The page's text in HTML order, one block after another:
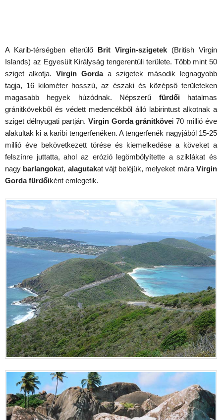
A Karib-térségben elterülő Brit Virgin-szigetek (British Virgin
Islands) az Egyesült Királyság tengerentúli területe. Több mint 50
sziget alkotja. Virgin Gordaa szigetek második legnagyobb
tagja, 16 kilométer hosszú, az északi és középső területeken
magasabb hegyek húzódnak. Népszerű fürdőihatalmas
gránitkövekből és védett medencékből álló labirintust alkotnak a
sziget délnyugati partján. Virgin Gorda gránitkövei 70 millió éve
alakultak ki a karibi tengerfenéken. A tengerfenék nagyjából 15-25
millió éve bekövetkezett törése és kiemelkedése a köveket a
felszínre juttatta, ahol az erózió legömbölyítette a sziklákat és
nagy barlangokat, alagutakat vájt beléjük, melyeket máraVirgin
Gorda fürdőiként emlegetik.